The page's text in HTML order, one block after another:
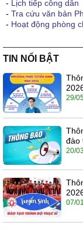
- Lịch tiếp công dân
- Tra cứu văn bản
- Hoạt động phòng
TIN NỔI BẬT
29/
đào
20/
07/